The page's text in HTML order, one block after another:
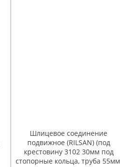
Шлицевое соединение
подвижное (RILSAN) (под
крестовину 3102 30мм под
стопорные кольца, труба